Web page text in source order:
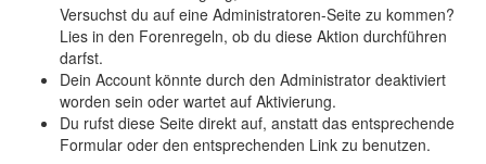
Versuchst du auf eine Administratoren-Seite zu kommen?
Lies in den Forenregeln, ob du diese Aktion durchführen
darfst.
Dein Account könnte durch den Administrator deaktiviert
worden sein oder wartet auf Aktivierung.
Du rufst diese Seite direkt auf, anstatt das entsprechende
Formular oder den entsprechenden Link zu benutzen.